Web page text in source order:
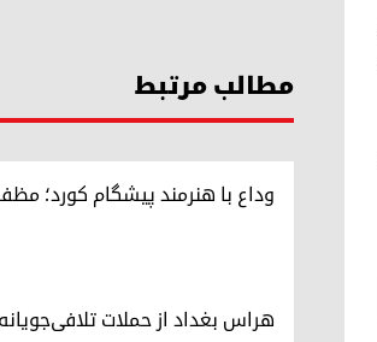
مطالب مرتبط
وداع با هنرمند پیشگام کورد؛
هراس بغداد از حملات